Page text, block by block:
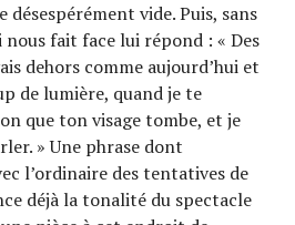
vide. Puis, sans
fait face lui répond : « Des
dehors comme aujourd’hui et
de lumière, quand je te
que ton visage tombe, et je
» Une phrase dont
l’ordinaire des tentatives de
déjà la tonalité du spectacle